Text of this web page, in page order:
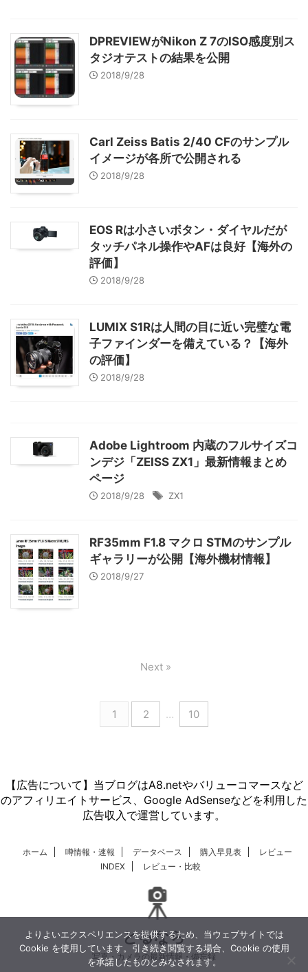
DPREVIEWがNikon Z 7のISO感度別ス
タジオテストの結果を公開
2018/9/28
Carl Zeiss Batis 2/40 CFのサンプル
イメージが各所で公開される
2018/9/28
EOS Rは小さいボタン・ダイヤルだが
タッチパネル操作やAFは良好【海外の
評価】
2018/9/28
LUMIX S1Rは人間の目に近い完璧な電
子ファインダーを備えている？【海外
の評価】
2018/9/28
Adobe Lightroom 内蔵のフルサイズコ
ンデジ「ZEISS ZX1」最新情報まとめ
ページ
2018/9/28 ZX1
RF35mm F1.8 マクロ STMのサンプル
ギャラリーが公開【海外機材情報】
2018/9/27
1 2 … 10
Next »
【広告について】当ブログはA8.netやバリューコマースなど
のアフィリエイトサービス、Google AdSenseなどを利用した
広告収入で運営しています。
ホーム 噂情報・速報 データベース 購入早見表
レビュー
INDEX
レビュー・比較
とるなら
写真・カメラの最新情報・備忘録
よりよいエクスペリエンスを提供するため、当ウェブサイトでは
Cookie を使用しています。引き続き閲覧する場合、Cookie の使用
を承諾したものとみなされます。